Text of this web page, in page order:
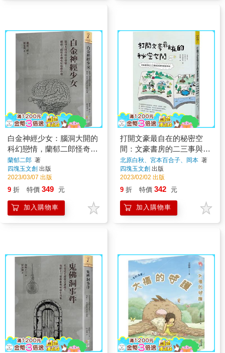
白金神經少女：腦洞大開的
科幻戀情，蘭郁二郎怪奇趣
味短篇傑作選
蘭郁二郎 著
四塊玉文創 出版
2023/03/07 出版
9 折 特價 349 元
加入購物車
打開文豪最自在的秘密空
間：文豪書房的二三事與泡
湯的放鬆時光
北原白秋、宮本百合子、岡本 著
四塊玉文創 出版
2023/02/02 出版
9 折 特價 342 元
加入購物車